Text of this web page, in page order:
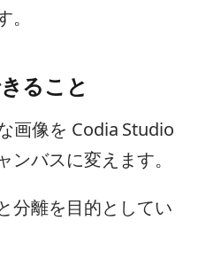
ること
画像を Codia Studio
バスに変えます。
分離を目的としてい